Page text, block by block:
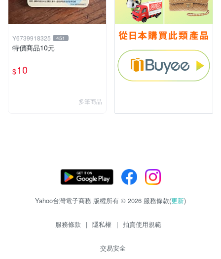
Y6739918325 451
特價商品10元
$10
多筆商品
Yahoo台灣電子商務 版權所有 © 2026 服務條款(更新)
服務條款 | 隱私權 | 拍賣使用規範
交易安全